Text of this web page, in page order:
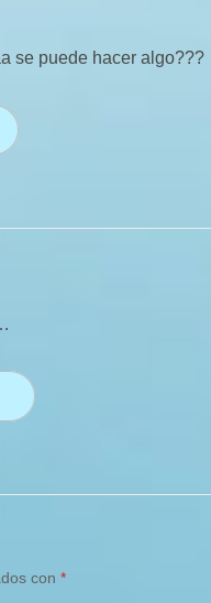
se puede hacer algo???
con *